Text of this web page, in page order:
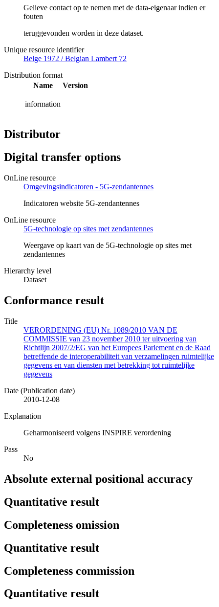
Gelieve contact op te nemen met de data-eigenaar indien er
fouten
teruggevonden worden in deze dataset.
Unique resource identifier
Belge 1972 / Belgian Lambert 72
Distribution format
Name
Version
information
Distributor
Digital transfer options
OnLine resource
Omgevingsindicatoren - 5G-zendantennes
Indicatoren website 5G-zendantennes
OnLine resource
5G-technologie op sites met zendantennes
Weergave op kaart van de 5G-technologie op sites met
zendantennes
Hierarchy level
Dataset
Conformance result
Title
VERORDENING (EU) Nr. 1089/2010 VAN DE
COMMISSIE van 23 november 2010 ter uitvoering van
Richtlijn 2007/2/EG van het Europees Parlement en de Raad
betreffende de interoperabiliteit van verzamelingen ruimtelijke
gegevens en van diensten met betrekking tot ruimtelijke
gegevens
Date (Publication date)
2010-12-08
Explanation
Geharmoniseerd volgens INSPIRE verordening
Pass
No
Absolute external positional accuracy
Quantitative result
Completeness omission
Quantitative result
Completeness commission
Quantitative result